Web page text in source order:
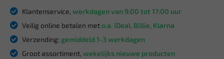
Klantenservice, werkdagen van 9:00 tot 17:00 uur
Veilig online betalen meto.a. iDeal, Billie, Klarna
Verzending: gemiddeld 1-3 werkdagen
Groot assortiment, wekelijks nieuwe producten